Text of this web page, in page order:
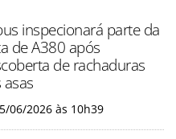
inspecionará parte da
de A380 após
de rachaduras
asas
06/2026 às 10h39